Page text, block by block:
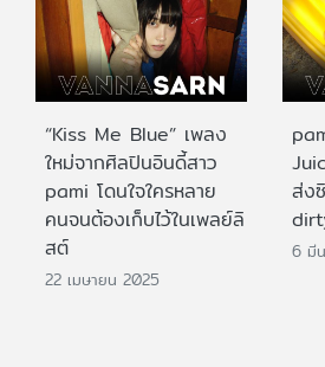
“Kiss Me Blue” เพลง
ใหม่จากศิลปินอินดี้สาว
pami โดนใจใครหลาย
คนจนต้องเก็บไว้ในเพลย์ลิ
สต์
22 เมษายน 2025
ส่ง
6 มี